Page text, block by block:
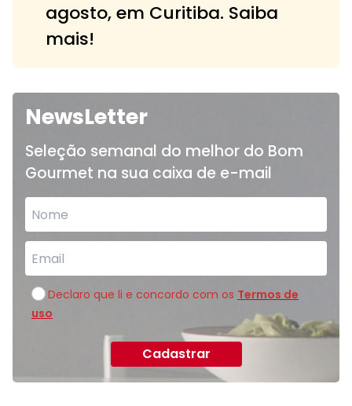
agosto, em Curitiba. Saiba
mais!
NewsLetter
Seleção semanal do melhor do Bom
Gourmet na sua caixa de e-mail
Declaro que li e concordo com os Termos de
uso
Cadastrar